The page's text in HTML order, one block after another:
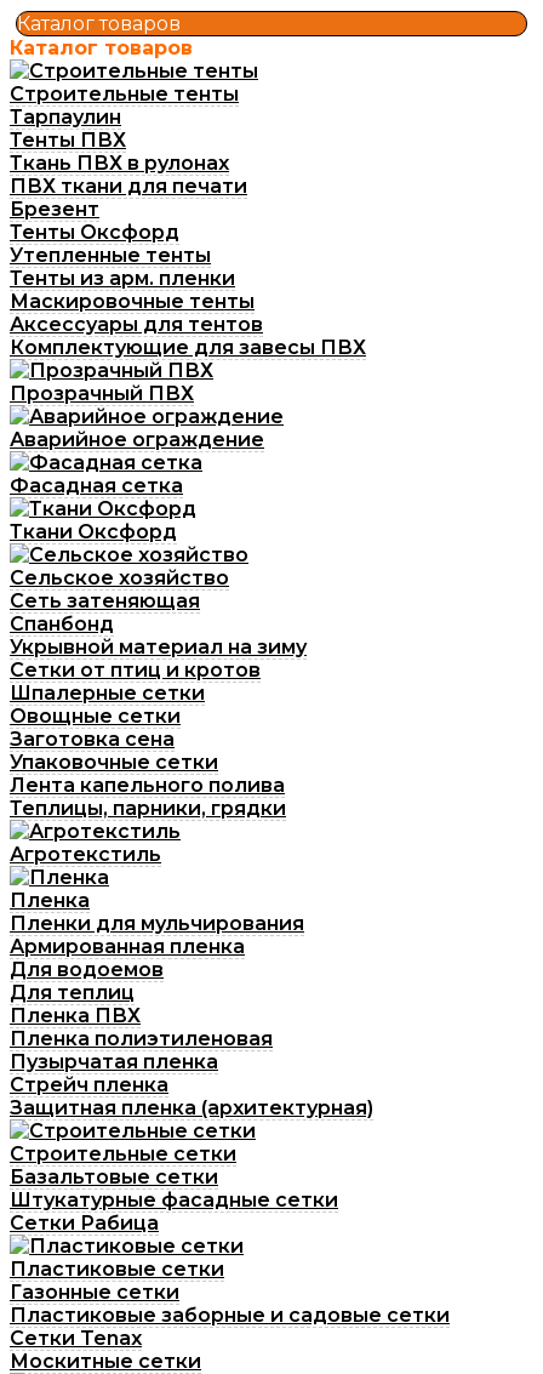
Каталог товаров
Каталог товаров
Строительные тенты
Тарпаулин
Тенты ПВХ
Ткань ПВХ в рулонах
ПВХ ткани для печати
Брезент
Тенты Оксфорд
Утепленные тенты
Тенты из арм. пленки
Маскировочные тенты
Аксессуары для тентов
Комплектующие для завесы ПВХ
Прозрачный ПВХ
Аварийное ограждение
Фасадная сетка
Ткани Оксфорд
Сельское хозяйство
Сеть затеняющая
Спанбонд
Укрывной материал на зиму
Сетки от птиц и кротов
Шпалерные сетки
Овощные сетки
Заготовка сена
Упаковочные сетки
Лента капельного полива
Теплицы, парники, грядки
Агротекстиль
Пленка
Пленки для мульчирования
Армированная пленка
Для водоемов
Для теплиц
Пленка ПВХ
Пленка полиэтиленовая
Пузырчатая пленка
Cтрейч пленка
Защитная пленка (архитектурная)
Строительные сетки
Базальтовые сетки
Штукатурные фасадные сетки
Сетки Рабица
Пластиковые сетки
Газонные сетки
Пластиковые заборные и садовые сетки
Сетки Tenax
Москитные сетки